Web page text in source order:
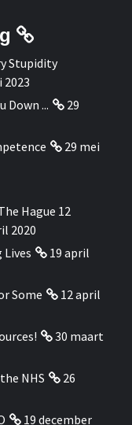
Stupidity
2023
Down ...
29
29 mei
Hague 12
2020
Lives
19 april
Some
12 april
30 maart
NHS
26
19 december